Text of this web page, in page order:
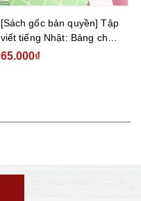
[Sách gốc bản quyền] Tập
viết tiếng Nhật: Bảng chữ
cái Katakana
65.000₫